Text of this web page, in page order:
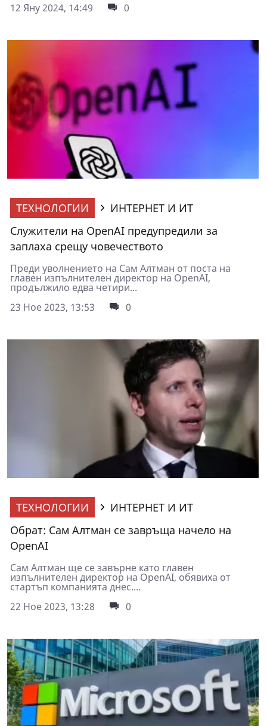
12 Яну 2024, 14:49
0
ТЕХНОЛОГИИ
ИНТЕРНЕТ И ИТ
Служители на OpenAI предупредили за
заплаха срещу човечеството
Преди уволнението на Сам Алтман от поста на
главен изпълнителен директор на OpenAI,
продължило едва четири...
23 Ное 2023, 13:53
0
ТЕХНОЛОГИИ
ИНТЕРНЕТ И ИТ
Обрат: Сам Алтман се завръща начело на
OpenAI
Сам Алтман ще се завърне като главен
изпълнителен директор на OpenAI, обявиха от
стартъп компанията днес....
22 Ное 2023, 13:28
0